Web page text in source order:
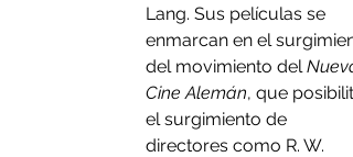
Lang. Sus películas se
enmarcan en el
del movimiento del Nuevo
Cine Alemán, que
el surgimiento de
directores como R. W.